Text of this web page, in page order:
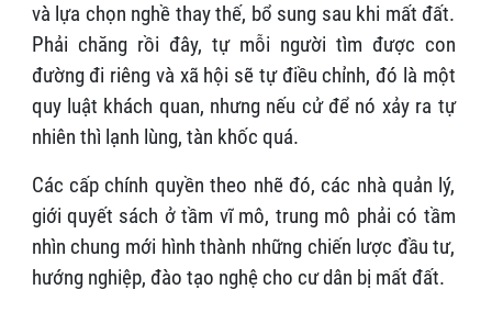
và lựa chọn nghề thay thế, bổ sung sau khi mất đất.
Phải chăng rồi đây, tự mỗi người tìm được con
đường đi riêng và xã hội sẽ tự điều chỉnh, đó là một
quy luật khách quan, nhưng nếu cử để nó xảy ra tự
nhiên thì lạnh lùng, tàn khốc quá.
Các cấp chính quyền theo nhẽ đó, các nhà quản lý,
giới quyết sách ở tầm vĩ mô, trung mô phải có tầm
nhìn chung mới hình thành những chiến lược đầu tư,
hướng nghiệp, đào tạo nghệ cho cư dân bị mất đất.